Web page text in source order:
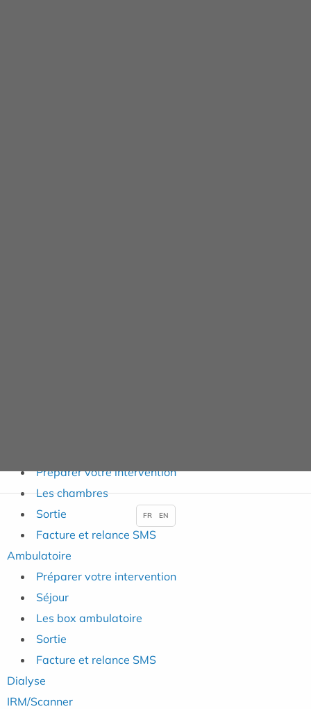
Préparer votre intervention
Les chambres
Sortie
Facture et relance SMS
Ambulatoire
Préparer votre intervention
Séjour
Les box ambulatoire
Sortie
Facture et relance SMS
Dialyse
IRM/Scanner
FR EN